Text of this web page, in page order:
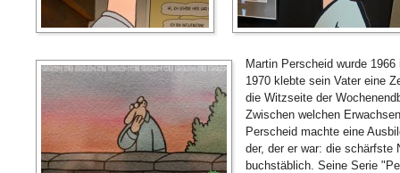
Martin Perscheid wurde
1970 klebte sein Vater eine
die Witzseite der
Zwischen welchen
Perscheid machte eine
der, der er war: die schärfste
buchstäblich. Seine Serie